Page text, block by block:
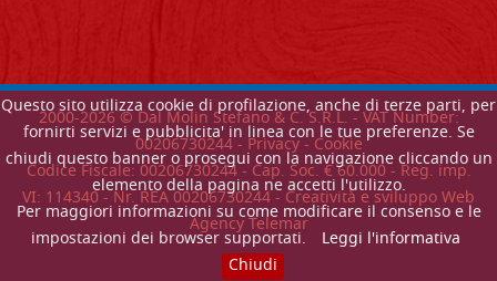
Questo sito utilizza cookie di profilazione, anche di terze parti, per
fornirti servizi e pubblicita' in linea con le tue preferenze. Se
chiudi questo banner o prosegui con la navigazione cliccando un
elemento della pagina ne accetti l'utilizzo.
Per maggiori informazioni su come modificare il consenso e le
impostazioni dei browser supportati.
Leggi l'informativa
Chiudi
2000-2026© Dal Molin Stefano & C. S.R.L. - VAT Number:
00206730244 - Privacy-Cookie
Codice Fiscale: 00206730244 - Cap. Soc. € 60.000 - Reg. imp.
VI: 114340 - Nr. REA 00206730244 - Creatività e sviluppo Web
Agency Telemar